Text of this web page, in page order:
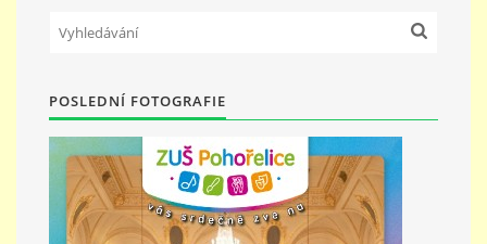
KONTAKTY
PŘÍMĚSTSKÝ TÁBOR
POSLEDNÍ FOTOGRAFIE